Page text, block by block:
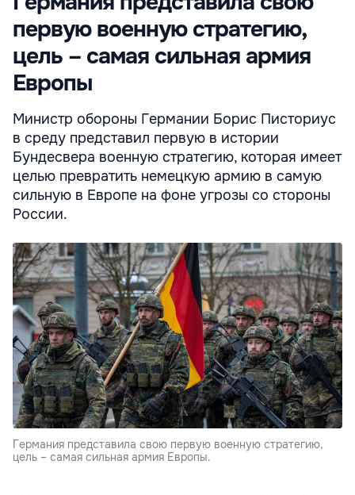
первую военную стратегию,
цель – самая сильная армия
Европы
Министр обороны Германии Борис Писториус
в среду представил первую в истории
Бундесвера военную стратегию, которая имеет
целью превратить немецкую армию в самую
сильную в Европе на фоне угрозы со стороны
России.
Германия представила свою первую военную стратегию,
цель – самая сильная армия Европы.